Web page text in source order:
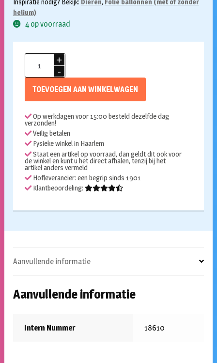
Inspiratie nodig? Bekijk: Dieren, Folie ballonnen (met of zonder
helium)
4 op voorraad
Folieballon
Standing
TOEVOEGEN AAN WINKELWAGEN
Op werkdagen voor 15:00 besteld dezelfde dag
verzonden!
Veilig betalen
Fysieke winkel in Haarlem
Staat een artikel op voorraad, dan geldt dit ook voor
de winkel en kunt u het direct afhalen, tenzij bij het
artikel anders vermeld
Hofleverancier: een begrip sinds 1901
Klantbeoordeling:
Aanvullende informatie
Aanvullende informatie
Intern Nummer 18610